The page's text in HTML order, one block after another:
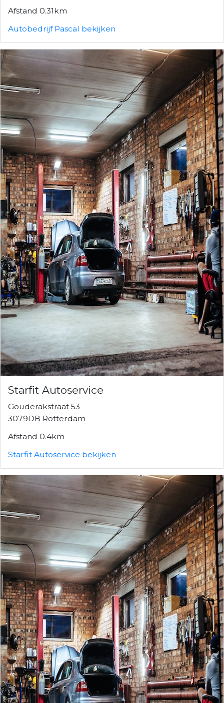
Afstand 0.31km
Autobedrijf Pascal bekijken
Starfit Autoservice
Gouderakstraat 53
3079DB Rotterdam
Afstand 0.4km
Starfit Autoservice bekijken